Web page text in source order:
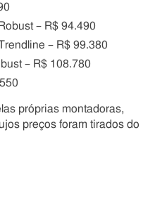
– R$ 94.490
– R$ 99.380
– R$ 108.780
próprias montadoras,
preços foram tirados do